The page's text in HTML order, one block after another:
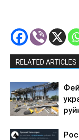
RELATED ARTICLES